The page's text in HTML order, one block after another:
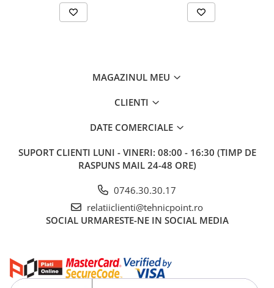
MAGAZINUL MEU
CLIENTI
DATE COMERCIALE
SUPORT CLIENTI LUNI - VINERI: 08:00 - 16:30 (TIMP DE
RASPUNS MAIL 24-48 ORE)
0746.30.30.17
relatiiclienti@tehnicpoint.ro
SOCIAL URMARESTE-NE IN SOCIAL MEDIA